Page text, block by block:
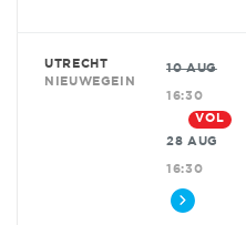
UTRECHT
NIEUWEGEIN
10 AUG
16:30
VOL
28 AUG
16:30